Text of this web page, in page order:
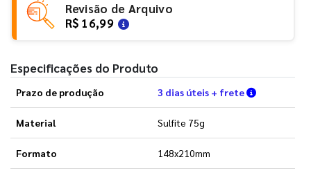
Revisão de Arquivo
R$ 16,99
Especificações do Produto
Prazo de produção 3 dias úteis + frete Verifique
Material Sulfite 75g
Formato 148x210mm